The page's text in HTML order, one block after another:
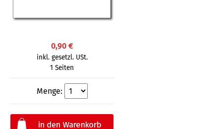
0,90 €
inkl. gesetzl. USt.
1 Seiten
Menge: